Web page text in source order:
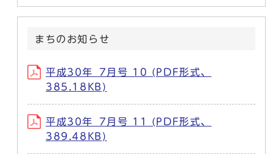
まちのお知らせ
平成30年_7月号 10 (PDF形式、
385.18KB)
平成30年_7月号 11 (PDF形式、
389.48KB)